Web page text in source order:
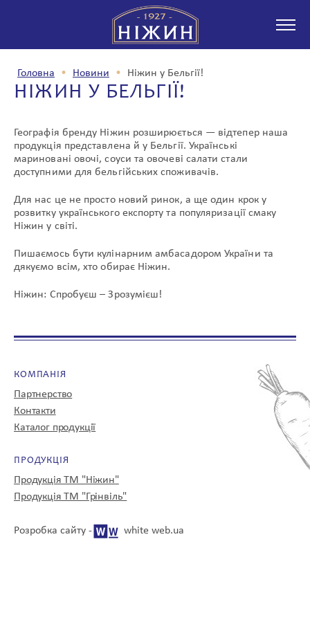
ПРО КОМПАНІЮ
ПРОДУКЦІЯ
ПАРТНЕРСТВО
Всі права захищені
Головна • Новини • Ніжин у Бельгії!
НІЖИН У БЕЛЬГІЇ!
Географія бренду Ніжин розширюється — відтепер наша
продукція представлена й у Бельгії. Українські
мариновані овочі, соуси та овочеві салати стали
доступними для бельгійських споживачів.
Для нас це не просто новий ринок, а ще один крок у
розвитку українського експорту та популяризації смаку
Ніжин у світі.
Пишаємось бути кулінарним амбасадором України та
дякуємо всім, хто обирає Ніжин.
Ніжин: Спробуєш – Зрозумієш!
КОМПАНІЯ
Партнерство
Контакти
Каталог продукції
ПРОДУКЦІЯ
Продукція ТМ "Ніжин"
Продукція ТМ "Грінвіль"
Розробка сайту - white web.ua